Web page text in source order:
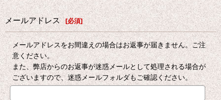
メールアドレス [必須]
メールアドレスをお間違えの場合はお返事が届きません。ご注
意ください。
また、弊店からのお返事が迷惑メールとして処理される場合が
ございますので、迷惑メールフォルダもご確認ください。